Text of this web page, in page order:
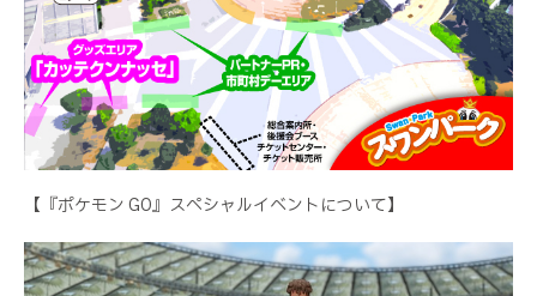
【『ポケモン GO』スペシャルイベントについて】